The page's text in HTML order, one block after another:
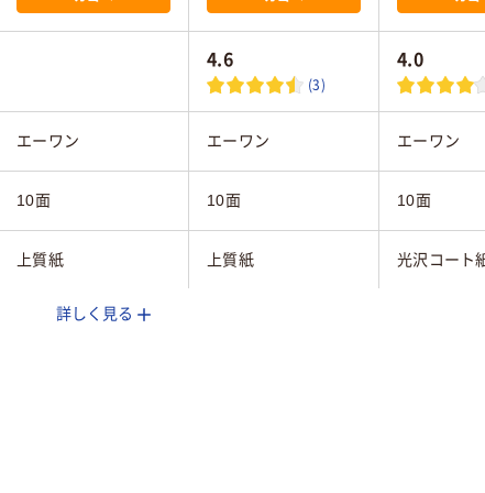
4.6
(3)
4.0
エーワン エーワン エーワン
10面 10面 10面
上質紙 上質紙 光沢コート
インクジェット（染
詳しく見る